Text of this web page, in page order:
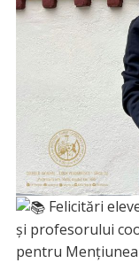
Felicitări
și profesorului
pentru